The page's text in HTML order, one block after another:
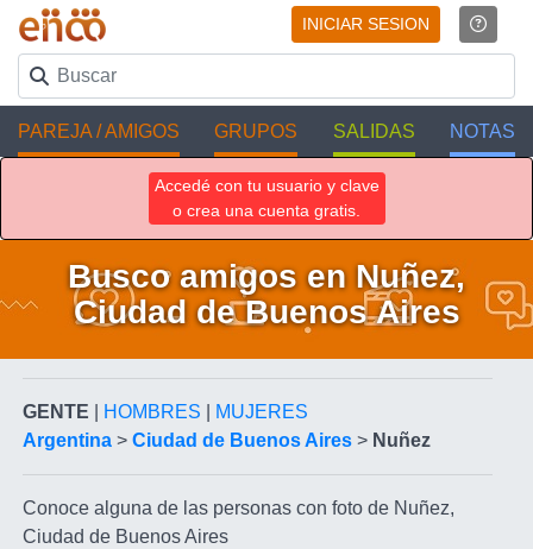
INICIAR SESION
PAREJA / AMIGOS GRUPOS SALIDAS NOTAS
Accedé con tu usuario y clave
o crea una cuenta gratis.
Busco amigos en Nuñez,
Ciudad de Buenos Aires
GENTE HOMBRES
MUJERES
Argentina > Ciudad de Buenos Aires > Nuñez
Conoce alguna de las personas con foto de Nuñez,
Ciudad de Buenos Aires